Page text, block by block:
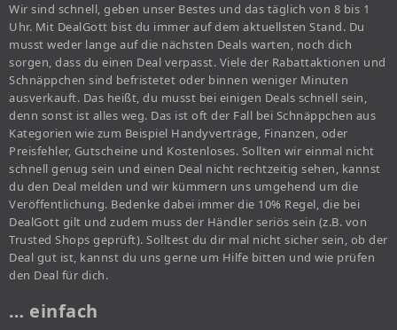
Wir sind schnell, geben unser Bestes und das täglich von 8 bis 1
Uhr. Mit DealGott bist du immer auf dem aktuellsten Stand. Du
musst weder lange auf die nächsten Deals warten, noch dich
sorgen, dass du einen Deal verpasst. Viele der Rabattaktionen und
Schnäppchen sind befristetet oder binnen weniger Minuten
ausverkauft. Das heißt, du musst bei einigen Deals schnell sein,
denn sonst ist alles weg. Das ist oft der Fall bei Schnäppchen aus
Kategorien wie zum Beispiel Handyverträge, Finanzen, oder
Preisfehler, Gutscheine und Kostenloses. Sollten wir einmal nicht
schnell genug sein und einen Deal nicht rechtzeitig sehen, kannst
du den Deal melden und wir kümmern uns umgehend um die
Veröffentlichung. Bedenke dabei immer die 10% Regel, die bei
DealGott gilt und zudem muss der Händler seriös sein (z.B. von
Trusted Shops geprüft). Solltest du dir mal nicht sicher sein, ob der
Deal gut ist, kannst du uns gerne um Hilfe bitten und wie prüfen
den Deal für dich.
… einfach